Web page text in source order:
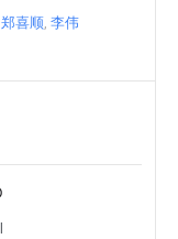
郑喜顺 李伟